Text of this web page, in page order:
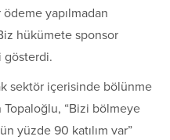
yapılmadan
hükümete sponsor
gösterdi.
sektör içerisinde bölünme
Topaloğlu, “Bizi bölmeye
yüzde 90 katılım var”